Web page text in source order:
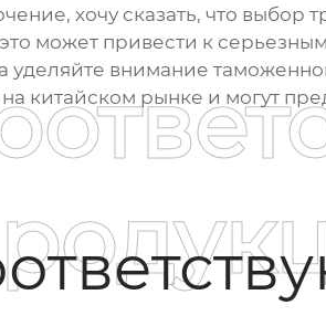
хочу сказать, что выбор
это может привести к
уделяйте внимание
китайском рынке и могут